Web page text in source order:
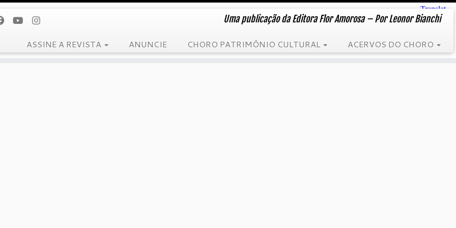
Uma publicação da Editora Flor Amorosa – Por Leonor Bianchi
ASSINE A REVISTA ANUNCIE CHORO PATRIMÔNIO CULTURAL ACERVOS DO CHORO